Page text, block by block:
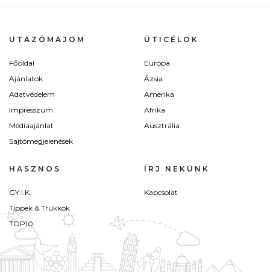
UTAZÓMAJOM
Főoldal
Ajánlatok
Adatvédelem
Impresszum
Médiaajánlat
Sajtómegjelenések
ÚTICÉLOK
Európa
Ázsia
Amerika
Afrika
Ausztrália
HASZNOS
GY.I.K.
Tippek & Trükkök
TOP10
ÍRJ NEKÜNK
Kapcsolat